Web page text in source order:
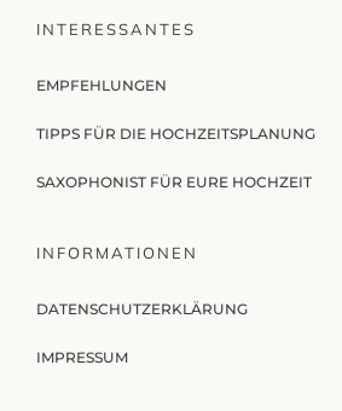
INTERESSANTES
EMPFEHLUNGEN
TIPPS FÜR DIE HOCHZEITSPLANUNG
SAXOPHONIST FÜR EURE HOCHZEIT
INFORMATIONEN
DATENSCHUTZERKLÄRUNG
IMPRESSUM